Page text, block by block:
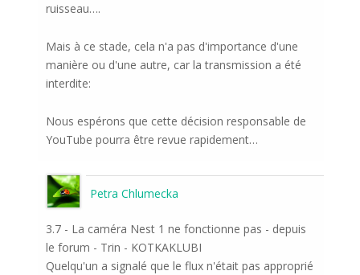
ruisseau….
Mais à ce stade, cela n'a pas d'importance d'une
manière ou d'une autre, car la transmission a été
interdite:
Nous espérons que cette décision responsable de
YouTube pourra être revue rapidement…
Petra Chlumecka
3.7 - La caméra Nest 1 ne fonctionne pas - depuis
le forum - Trin - KOTKAKLUBI
Quelqu'un a signalé que le flux n'était pas approprié